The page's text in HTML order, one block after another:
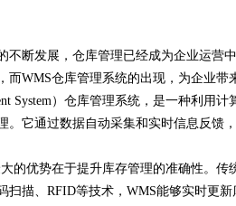
不断发展，仓库管理已经成为企业运营
而WMS仓库管理系统的出现，为企业带
System）仓库管理系统，是一种利
。它通过数据自动采集和实时信息反馈
的优势在于提升库存管理的准确性。
扫描、RFID等技术，WMS能够实时更
靠谱